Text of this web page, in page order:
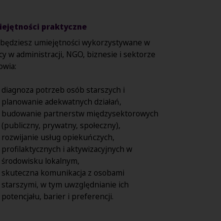
praktyczne
umiejętności wykorzystywane w
w administracji, NGO, biznesie i sektorze
diagnoza potrzeb osób starszych i
planowanie adekwatnych działań,
budowanie partnerstw międzysektorowych
(publiczny, prywatny, społeczny),
rozwijanie usług opiekuńczych,
profilaktycznych i aktywizacyjnych w
środowisku lokalnym,
skuteczna komunikacja z osobami
starszymi, w tym uwzględnianie ich
potencjału, barier i preferencji.